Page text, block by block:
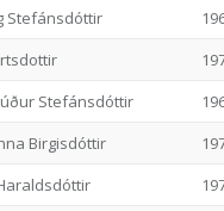
Stefánsdóttir
Stefánsdóttir
Birgisdóttir